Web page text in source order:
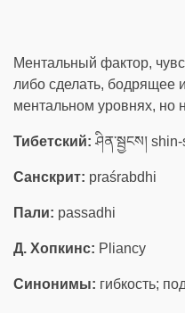
Ментальный фактор,
либо сделать, бодрящее
ментальном уровнях, но
Тибетский: ཤིན་སྦྱངས།
Санскрит: praśrabdhi
Пали: passadhi
Д. Хопкинс: Pliancy
Синонимы: гибкость;